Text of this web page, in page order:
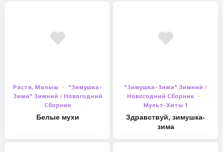
Расти, Малыш
"Зимушка-
Зима" Зимний / Новогодний
Сборник
Белые мухи
"Зимушка-Зима" Зимний /
Новогодний Сборник
Мульт-Хиты 1
Здравствуй, зимушка-
зима